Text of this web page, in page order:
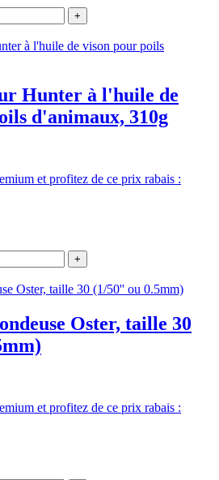
+
Hunter à l'huile de
d'animaux, 310g
et profitez de ce prix rabais :
+
Oster, taille 30
et profitez de ce prix rabais :